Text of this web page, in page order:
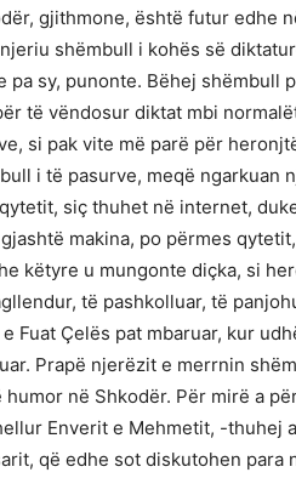
gjithmone, është futur edhe
shëmbull i kohës së
pa sy, punonte. Bëhej shëmbull
të vëndosur diktat mbi
si pak vite më parë për
i të pasurve, meqë ngarkuan
siç thuhet në internet,
makina, po përmes
këtyre u mungonte diçka, si
të pashkolluar, të
Fuat Çelës pat mbaruar, kur
Prapë njerëzit e merrnin
në Shkodër. Për mirë a
Enverit e Mehmetit, -thuhej
që edhe sot diskutohen para